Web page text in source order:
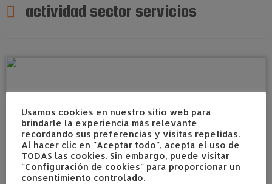
contenidoactividad sector servicios
Usamos cookies en nuestro sitio web para
brindarle la experiencia más relevante
recordando sus preferencias y visitas repetidas.
Al hacer clic en "Aceptar todo", acepta el uso de
TODAS las cookies. Sin embargo, puede visitar
"Configuración de cookies" para proporcionar un
consentimiento controlado.